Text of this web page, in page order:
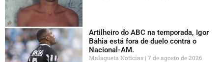
Artilheiro do ABC na temporada, Igor
Bahia está fora de duelo contra o
Nacional-AM.
Malagueta Notícias 7 de agosto de 2026